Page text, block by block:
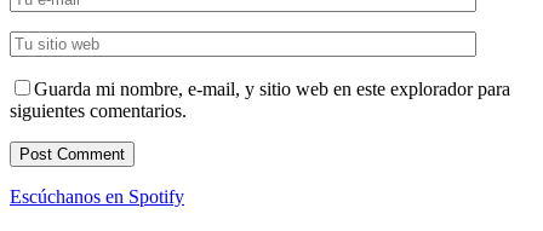
Guarda mi nombre, e-mail, y sitio web en este explorador para
siguientes comentarios.
Escúchanos en Spotify